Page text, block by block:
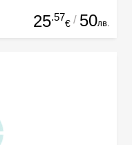
25.57
€ / 50лв.